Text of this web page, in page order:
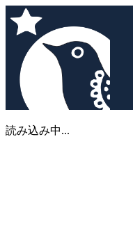
読み込み中...